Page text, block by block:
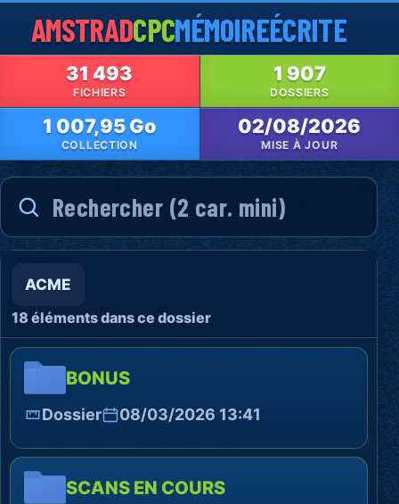
AMSTRADCPCMÉMOIREÉCRITE
31 493
FICHIERS
1 907
DOSSIERS
1 007,95 Go
COLLECTION
02/08/2026
MISE À JOUR
ACME
18 éléments dans ce dossier
BONUS
Dossier 08/03/2026 13:41
SCANS EN COURS